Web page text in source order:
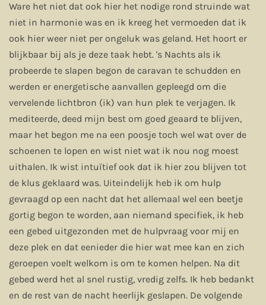
Ware het niet dat ook hier het nodige rond struinde wat
niet in harmonie was en ik kreeg het vermoeden dat ik
ook hier weer niet per ongeluk was geland. Het hoort er
blijkbaar bij als je deze taak hebt. 's Nachts als ik
probeerde te slapen begon de caravan te schudden en
werden er energetische aanvallen gepleegd om die
vervelende lichtbron (ik) van hun plek te verjagen. Ik
mediteerde, deed mijn best om goed geaard te blijven,
maar het begon me na een poosje toch wel wat over de
schoenen te lopen en wist niet wat ik nou nog moest
uithalen. Ik wist intuïtief ook dat ik hier zou blijven tot
de klus geklaard was. Uiteindelijk heb ik om hulp
gevraagd op een nacht dat het allemaal wel een beetje
gortig begon te worden, aan niemand specifiek, ik heb
een gebed uitgezonden met de hulpvraag voor mij en
deze plek en dat eenieder die hier wat mee kan en zich
geroepen voelt welkom is om te komen helpen. Na dit
gebed werd het al snel rustig, vredig zelfs. Ik heb bedankt
en de rest van de nacht heerlijk geslapen. De volgende